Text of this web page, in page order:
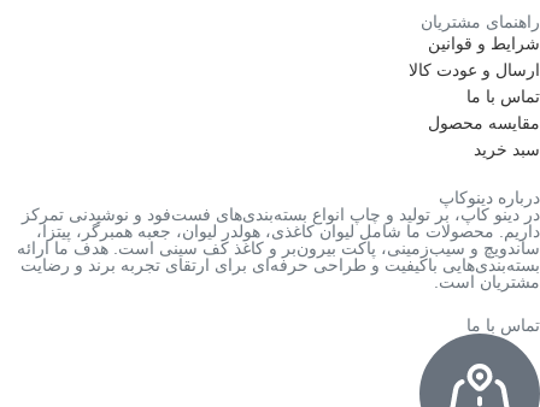
راهنمای مشتریان
شرایط و قوانین
ارسال و عودت کالا
تماس با ما
مقایسه محصول
سبد خرید
درباره دینوکاپ
در دینو کاپ، بر تولید و چاپ انواع بسته‌بندی‌های فست‌فود و نوشیدنی تمرکز
داریم. محصولات ما شامل لیوان کاغذی، هولدر لیوان، جعبه همبرگر، پیتزا،
ساندویچ و سیب‌زمینی، پاکت بیرون‌بر و کاغذ کف سینی است. هدف ما ارائه
بسته‌بندی‌هایی باکیفیت و طراحی حرفه‌ای برای ارتقای تجربه برند و رضایت
مشتریان است.
تماس با ما